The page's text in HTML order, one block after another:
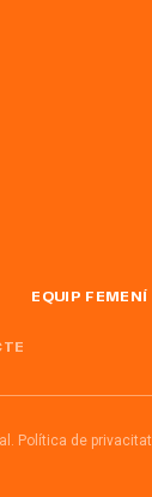
EQUIP FEMENÍ
Política de privacitat.